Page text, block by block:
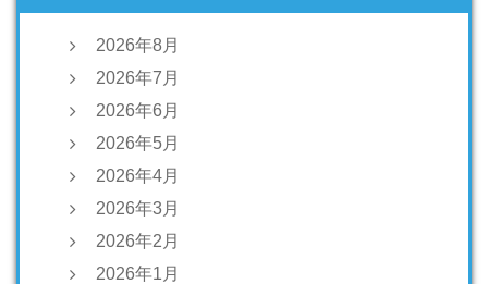
2026年8月
2026年7月
2026年6月
2026年5月
2026年4月
2026年3月
2026年2月
2026年1月